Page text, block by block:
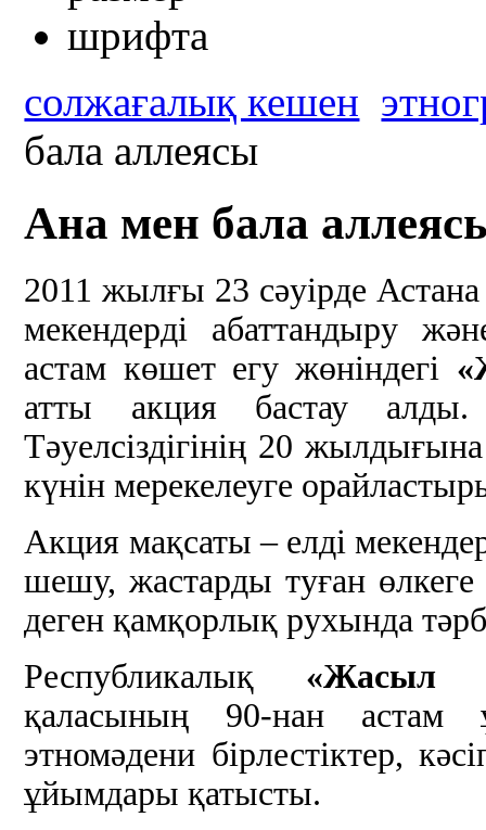
солжағалық кешен
бала аллеясы
Ана мен бала
2011 жылғы 23 сәуірде
мекендерді абаттандыру
астам көшет егу жөніндегі
атты акция бастау алды.
Тәуелсіздігінің 20
күнін мерекелеуге
Акция мақсаты – елді
шешу, жастарды туған
деген қамқорлық рухында
Республикалық «Жасыл
қаласының 90-нан астам
этномәдени бірлестіктер,
ұйымдары қатысты.